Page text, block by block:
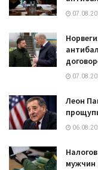
Леон
мужчин